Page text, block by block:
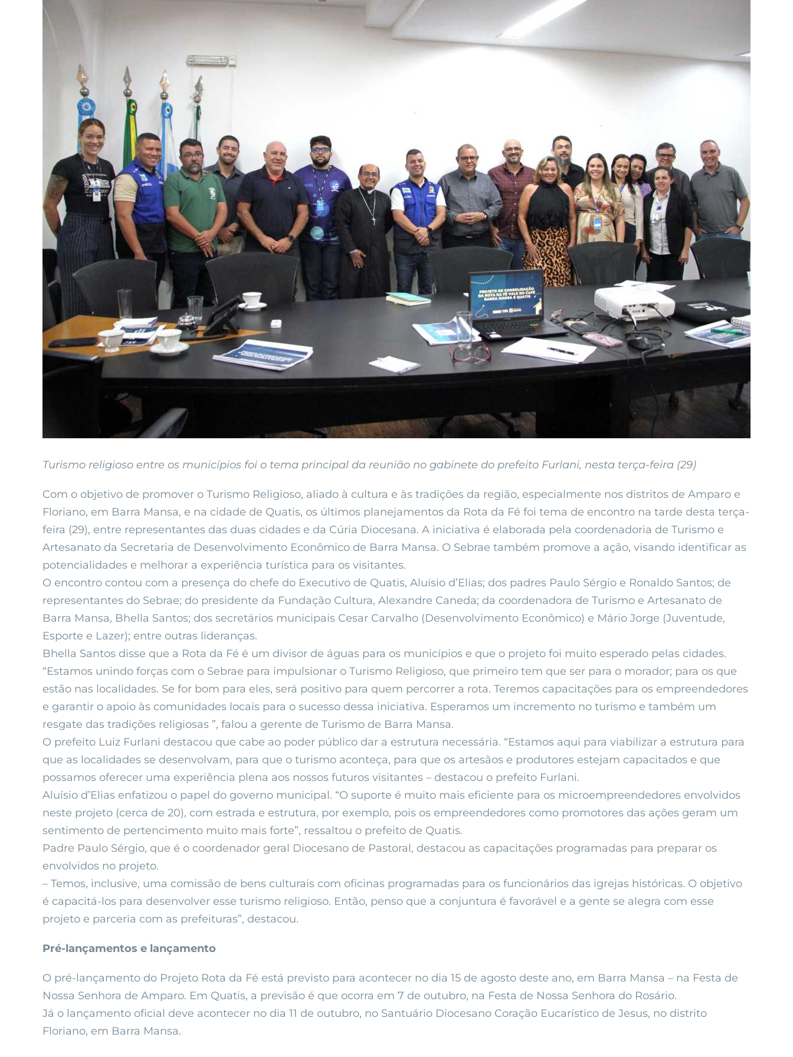
Image
Turismo religioso entre os municípios foi o tema principal da reunião no gabinete do prefeito Furlani, nesta terça-feira (29)
Com o objetivo de promover o Turismo Religioso, aliado à cultura e às tradições da região, especialmente nos distritos de Amparo e
Floriano, em Barra Mansa, e na cidade de Quatis, os últimos planejamentos da Rota da Fé foi tema de encontro na tarde desta terça-
feira (29), entre representantes das duas cidades e da Cúria Diocesana. A iniciativa é elaborada pela coordenadoria de Turismo e
Artesanato da Secretaria de Desenvolvimento Econômico de Barra Mansa. O Sebrae também promove a ação, visando identificar as
potencialidades e melhorar a experiência turística para os visitantes.
O encontro contou com a presença do chefe do Executivo de Quatis, Aluísio d’Elias; dos padres Paulo Sérgio e Ronaldo Santos; de
representantes do Sebrae; do presidente da Fundação Cultura, Alexandre Caneda; da coordenadora de Turismo e Artesanato de
Barra Mansa, Bhella Santos; dos secretários municipais Cesar Carvalho (Desenvolvimento Econômico) e Mário Jorge (Juventude,
Esporte e Lazer); entre outras lideranças.
Bhella Santos disse que a Rota da Fé é um divisor de águas para os municípios e que o projeto foi muito esperado pelas cidades.
“Estamos unindo forças com o Sebrae para impulsionar o Turismo Religioso, que primeiro tem que ser para o morador; para os que
estão nas localidades. Se for bom para eles, será positivo para quem percorrer a rota. Teremos capacitações para os empreendedores
e garantir o apoio às comunidades locais para o sucesso dessa iniciativa. Esperamos um incremento no turismo e também um
resgate das tradições religiosas ”, falou a gerente de Turismo de Barra Mansa.
O prefeito Luiz Furlani destacou que cabe ao poder público dar a estrutura necessária. “Estamos aqui para viabilizar a estrutura para
que as localidades se desenvolvam, para que o turismo aconteça, para que os artesãos e produtores estejam capacitados e que
possamos oferecer uma experiência plena aos nossos futuros visitantes – destacou o prefeito Furlani.
Aluísio d’Elias enfatizou o papel do governo municipal. “O suporte é muito mais eficiente para os microempreendedores envolvidos
neste projeto (cerca de 20), com estrada e estrutura, por exemplo, pois os empreendedores como promotores das ações geram um
sentimento de pertencimento muito mais forte”, ressaltou o prefeito de Quatis.
Padre Paulo Sérgio, que é o coordenador geral Diocesano de Pastoral, destacou as capacitações programadas para preparar os
envolvidos no projeto.
– Temos, inclusive, uma comissão de bens culturais com oficinas programadas para os funcionários das igrejas históricas. O objetivo
é capacitá-los para desenvolver esse turismo religioso. Então, penso que a conjuntura é favorável e a gente se alegra com esse
projeto e parceria com as prefeituras”, destacou.
Pré-lançamentos e lançamento
O pré-lançamento do Projeto Rota da Fé está previsto para acontecer no dia 15 de agosto deste ano, em Barra Mansa – na Festa de
Nossa Senhora de Amparo. Em Quatis, a previsão é que ocorra em 7 de outubro, na Festa de Nossa Senhora do Rosário.
Já o lançamento oficial deve acontecer no dia 11 de outubro, no Santuário Diocesano Coração Eucarístico de Jesus, no distrito
Floriano, em Barra Mansa.